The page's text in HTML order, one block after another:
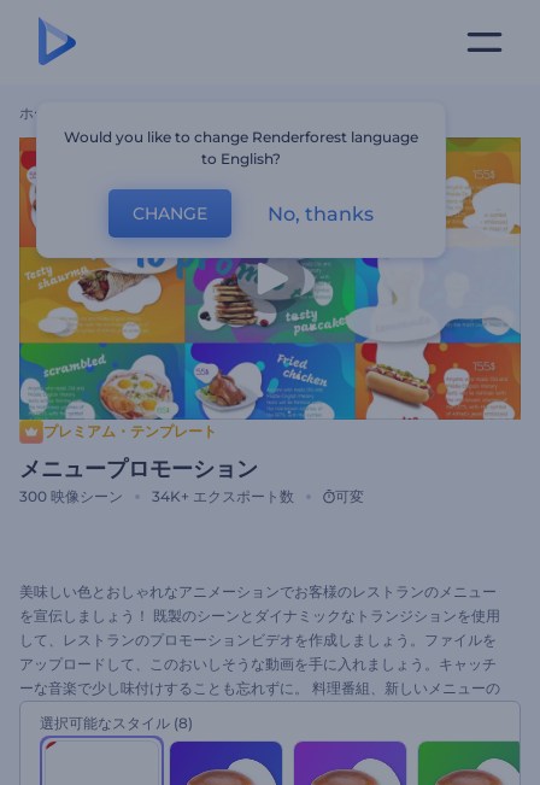
ホーム
プレミアム・テンプレート
メニュープロモーション
300 映像シーン 34K+ エクスポート数 可変
美味しい色とおしゃれなアニメーションでお客様のレストランのメニュー
を宣伝しましょう！ 既製のシーンとダイナミックなトランジションを使用
して、レストランのプロモーションビデオを作成しましょう。ファイルを
アップロードして、このおいしそうな動画を手に入れましょう。キャッチ
ーな音楽で少し味付けすることも忘れずに。 料理番組、新しいメニューの
紹介、カフェの宣伝、商品のスライドショーなどに最適です。
選択可能なスタイル (8)
Would you like to change Renderforest language
to English?
CHANGE No, thanks